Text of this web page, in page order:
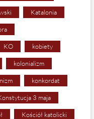
Katalonia
KO kobiety
kolonializm
konkordat
3 maja
Kościół katolicki